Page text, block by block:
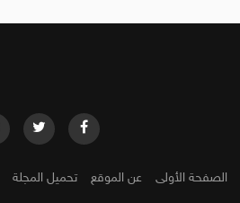
الصفحة الأولى عن الموقع تحميل المجلة